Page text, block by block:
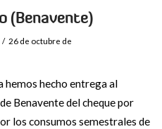
(Benavente)
26 de octubre de
hemos hecho entrega al
Benavente del cheque por
los consumos semestrales de